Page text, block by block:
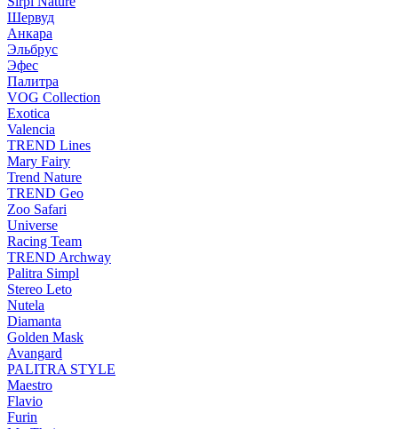
Шервуд
Анкара
Эльбрус
Эфес
Палитра
VOG Collection
Exotica
Valencia
TREND Lines
Mary Fairy
Trend Nature
TREND Geo
Zoo Safari
Universe
Racing Team
TREND Archway
Palitra Simpl
Stereo Leto
Nutela
Diamanta
Golden Mask
Avangard
PALITRA STYLE
Maestro
Flavio
Furin